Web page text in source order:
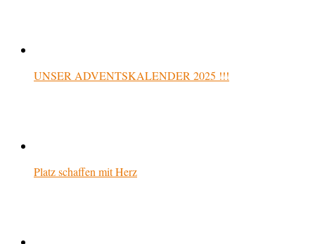
UNSER ADVENTSKALENDER 2025 !!!
Platz schaffen mit Herz